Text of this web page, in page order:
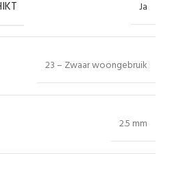
Ja
23 – Zwaar woongebruik
2.5 mm